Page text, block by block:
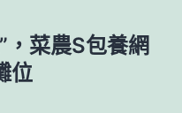
，菜農S包養網
位